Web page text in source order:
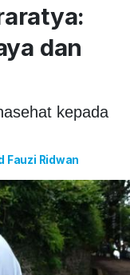
dan
kepada
Fauzi Ridwan